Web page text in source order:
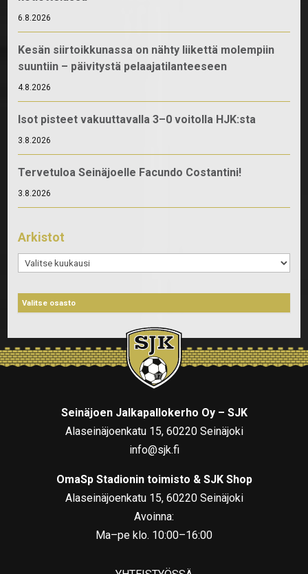
6.8.2026
Kesän siirtoikkunassa on nähty liikettä molempiin
suuntiin – päivitystä pelaajatilanteeseen
4.8.2026
Isot pisteet vakuuttavalla 3–0 voitolla HJK:sta
3.8.2026
Tervetuloa Seinäjoelle Facundo Costantini!
3.8.2026
Arkistot
Arkistot
Seinäjoen Jalkapallokerho Oy – SJK
Alaseinäjoenkatu 15, 60220 Seinäjoki
info@sjk.fi
OmaSp Stadionin toimisto & SJK Shop
Alaseinäjoenkatu 15, 60220 Seinäjoki
Avoinna:
Ma–pe klo. 10:00–16:00